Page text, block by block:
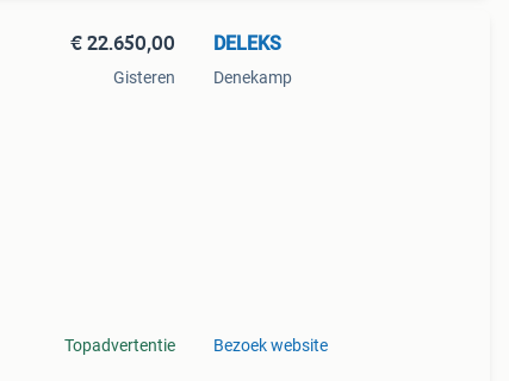
€ 22.650,00
Gisteren
Topadvertentie
DELEKS
Denekamp
Bezoek website